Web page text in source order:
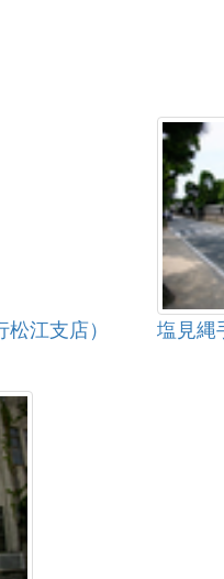
江支店） 塩見縄